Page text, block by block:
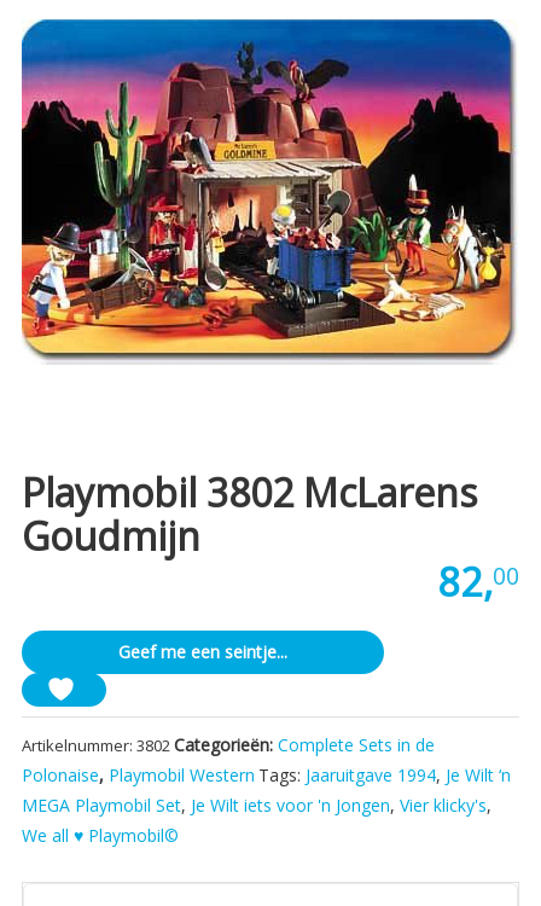
Playmobil 3802 McLarens
Goudmijn
82,00
Geef me een seintje...
Artikelnummer: 3802Categorieën: Complete Sets in de
Polonaise, Playmobil Western Tags: Jaaruitgave 1994, Je Wilt ‘n
MEGA Playmobil Set, Je Wilt iets voor 'n Jongen, Vier klicky's,
We all ♥ Playmobil©